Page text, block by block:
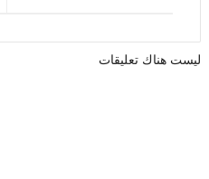
ليست هناك تعليقات